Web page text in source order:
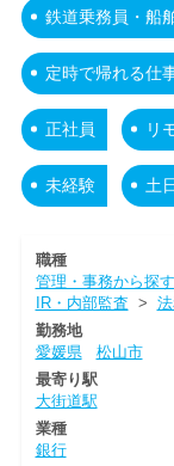
鉄道乗務員・船
定時で帰れる仕
正社員 リ
未経験 土
職種
管理・事務から探す
IR・内部監査 >
勤務地
愛媛県
松山市
最寄り駅
大街道駅
業種
銀行